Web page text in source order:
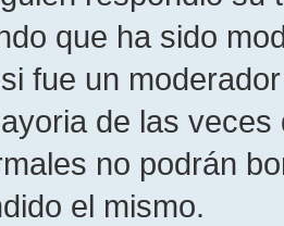
que ha sido
fue un
de las
no podrán
el mismo.